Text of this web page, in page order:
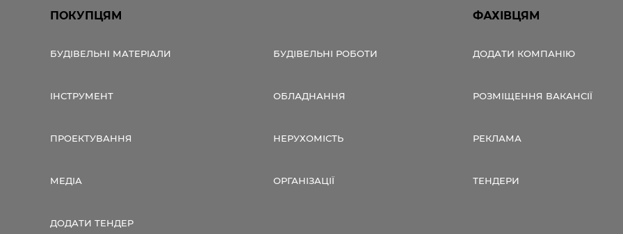
ПОКУПЦЯМ
БУДІВЕЛЬНІ МАТЕРІАЛИ БУДІВЕЛЬНІ РОБОТИ
ІНСТРУМЕНТ ОБЛАДНАННЯ
ПРОЕКТУВАННЯ НЕРУХОМІСТЬ
МЕДІА ОРГАНІЗАЦІЇ
ДОДАТИ ТЕНДЕР
ФАХІВЦЯМ
ДОДАТИ КОМПАНІЮ
РОЗМІЩЕННЯ ВАКАНСІЇ
РЕКЛАМА
ТЕНДЕРИ